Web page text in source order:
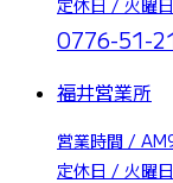
定休日 / 火曜
0776-51-
福井営業所
営業時間 /
定休日 / 火曜